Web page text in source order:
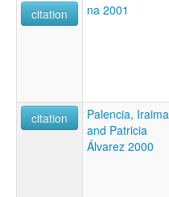
citation
na 2001
citation
Palencia, Iraima
and Patricia
Álvarez 2000